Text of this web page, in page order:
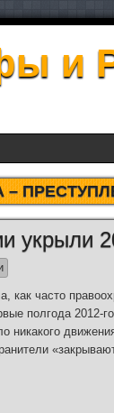
и
–
укрыли
как часто
полгода 2012-
никакого